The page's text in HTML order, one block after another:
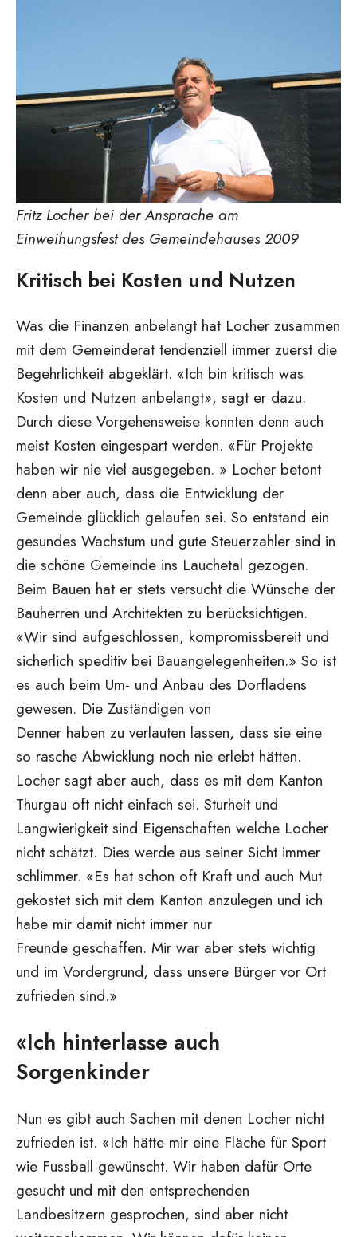
Fritz Locher bei der Ansprache am
Einweihungsfest des Gemeindehauses 2009
Kritisch bei Kosten und Nutzen
Was die Finanzen anbelangt hat Locher zusammen
mit dem Gemeinderat tendenziell immer zuerst die
Begehrlichkeit abgeklärt. «Ich bin kritisch was
Kosten und Nutzen anbelangt», sagt er dazu.
Durch diese Vorgehensweise konnten denn auch
meist Kosten eingespart werden. «Für Projekte
haben wir nie viel ausgegeben. » Locher betont
denn aber auch, dass die Entwicklung der
Gemeinde glücklich gelaufen sei. So entstand ein
gesundes Wachstum und gute Steuerzahler sind in
die schöne Gemeinde ins Lauchetal gezogen.
Beim Bauen hat er stets versucht die Wünsche der
Bauherren und Architekten zu berücksichtigen.
«Wir sind aufgeschlossen, kompromissbereit und
sicherlich speditiv bei Bauangelegenheiten.» So ist
es auch beim Um- und Anbau des Dorfladens
gewesen. Die Zuständigen von
Denner haben zu verlauten lassen, dass sie eine
so rasche Abwicklung noch nie erlebt hätten.
Locher sagt aber auch, dass es mit dem Kanton
Thurgau oft nicht einfach sei. Sturheit und
Langwierigkeit sind Eigenschaften welche Locher
nicht schätzt. Dies werde aus seiner Sicht immer
schlimmer. «Es hat schon oft Kraft und auch Mut
gekostet sich mit dem Kanton anzulegen und ich
habe mir damit nicht immer nur
Freunde geschaffen. Mir war aber stets wichtig
und im Vordergrund, dass unsere Bürger vor Ort
zufrieden sind.»
«Ich hinterlasse auch
Sorgenkinder
Nun es gibt auch Sachen mit denen Locher nicht
zufrieden ist. «Ich hätte mir eine Fläche für Sport
wie Fussball gewünscht. Wir haben dafür Orte
gesucht und mit den entsprechenden
Landbesitzern gesprochen, sind aber nicht